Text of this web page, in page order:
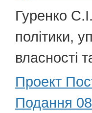
Гуренко
політики,
власності
Проект
Подання